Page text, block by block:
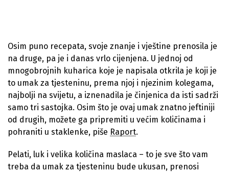
Osim puno recepata, svoje znanje i vještine prenosila je
na druge, pa je i danas vrlo cijenjena. U jednoj od
mnogobrojnih kuharica koje je napisala otkrila je koji je
to umak za tjesteninu, prema njoj i njezinim kolegama,
najbolji na svijetu, a iznenadila je činjenica da isti sadrži
samo tri sastojka. Osim što je ovaj umak znatno jeftiniji
od drugih, možete ga pripremiti u većim količinama i
pohraniti u staklenke, piše Raport.
Pelati, luk i velika količina maslaca – to je sve što vam
treba da umak za tjesteninu bude ukusan, prenosi